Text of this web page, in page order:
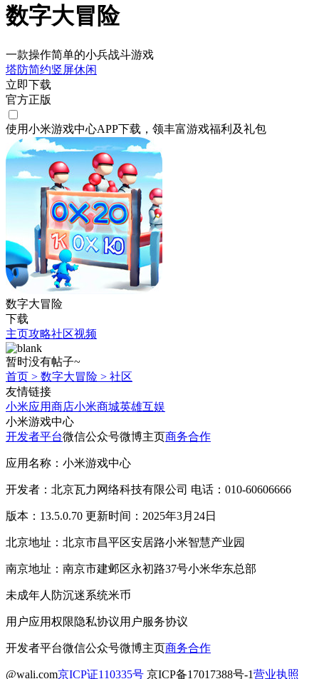
数字大冒险
一款操作简单的小兵战斗游戏
塔防简约竖屏休闲
立即下载
官方正版
使用小米游戏中心APP下载 ，领丰富游戏福利 及礼包
数字大冒险
下载
主页攻略社区视频
暂时没有帖子~
首页 > 数字大冒险 > 社区
友情链接
小米应用商店小米商城英雄互娱
小米游戏中心
开发者平台微信公众号微博主页商务合作
应用名称：小米游戏中心
开发者：北京瓦力网络科技有限公司 电话：010-60606666
版本：13.5.0.70 更新时间：2025年3月24日
北京地址：北京市昌平区安居路小米智慧产业园
南京地址：南京市建邺区永初路37号小米华东总部
未成年人防沉迷系统米币
用户应用权限隐私协议用户服务协议
开发者平台微信公众号微博主页商务合作
@wali.com京ICP证110335号 京ICP备17017388号-1营业执照